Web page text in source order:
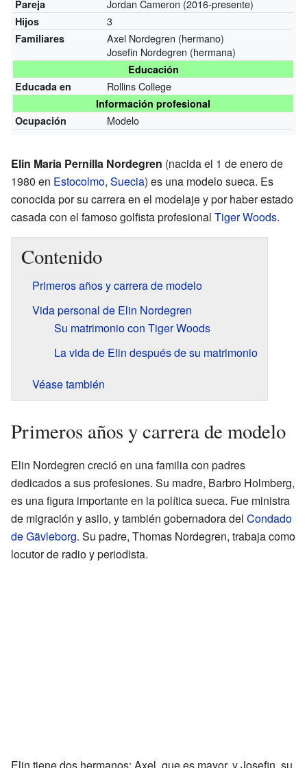
Pareja Jordan Cameron (2016-presente)
Hijos 3
Familiares
Axel Nordegren (hermano)
Josefin Nordegren (hermana)
Educación
Educada en
Rollins College
Información profesional
Ocupación
Modelo
Elin Maria Pernilla Nordegren (nacida el 1 de enero de
1980 en Estocolmo, Suecia) es una modelo sueca. Es
conocida por su carrera en el modelaje y por haber estado
casada con el famoso golfista profesional Tiger Woods.
Contenido
Primeros años y carrera de modelo
Vida personal de Elin Nordegren
Su matrimonio con Tiger Woods
La vida de Elin después de su matrimonio
Véase también
Primeros años y carrera de modelo
Elin Nordegren creció en una familia con padres
dedicados a sus profesiones. Su madre, Barbro Holmberg,
es una figura importante en la política sueca. Fue ministra
de migración y asilo, y también gobernadora del Condado
de Gävleborg. Su padre, Thomas Nordegren, trabaja como
locutor de radio y periodista.